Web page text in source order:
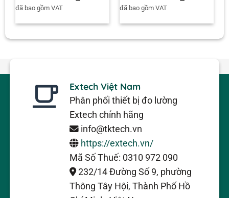
đã bao gồm VAT đã bao gồm VAT
Extech Việt Nam
Phân phối thiết bị đo lường
Extech chính hãng
info@tktech.vn
https://extech.vn/
Mã Số Thuế: 0310 972 090
232/14 Đường Số 9, phường
Thông Tây Hội, Thành Phố Hồ